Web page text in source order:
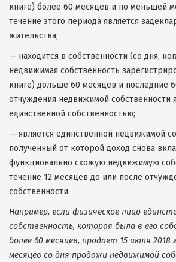
книге) более 60 месяцев и по меньшей
течение этого периода является
жительства;
— находится в собственности (со дня,
недвижимая собственность
книге) дольше 60 месяцев и последние
отчуждения недвижимой собственности
единственной собственностью;
— является единственной недвижимой
полученный от которой доход снова
функционально схожую недвижимую
течение 12 месяцев до или после
собственности.
Например, если физическое лицо
собственность, которая была в его
более 60 месяцев, продает 15 июля 2018
месяцев со дня продажи недвижимой